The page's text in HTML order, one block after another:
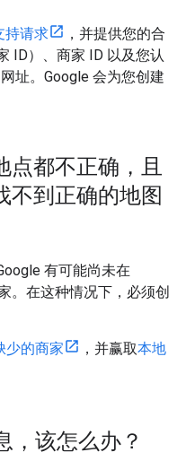
持请求
，并提供您的合
ID）、商家 ID 以及您认
址。Google 会为您创建
点都不正确，且
不到正确的地图
有可能尚未在
。在这种情况下，必须创
少的商家 ，并赢取本地
，该怎么办？